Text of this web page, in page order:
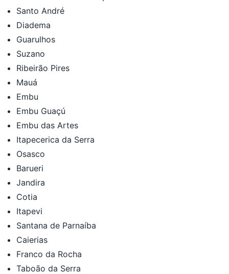
Santo André
Diadema
Guarulhos
Suzano
Ribeirão Pires
Mauá
Embu
Embu Guaçú
Embu das Artes
Itapecerica da Serra
Osasco
Barueri
Jandira
Cotia
Itapevi
Santana de Parnaíba
Caierias
Franco da Rocha
Taboão da Serra